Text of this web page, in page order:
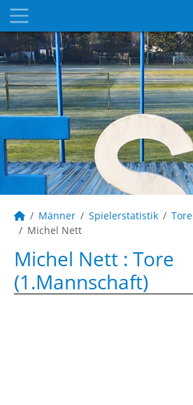
Männer Spielerstatistik Tore
Michel Nett
Michel Nett : Tore
(1.Mannschaft)